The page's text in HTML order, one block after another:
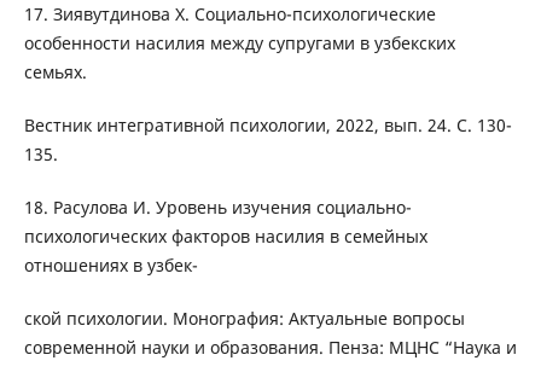
17. Зиявутдинова Х. Социально-психологические
особенности насилия между супругами в узбекских
семьях.
Вестник интегративной психологии, 2022, вып. 24. С. 130-
135.
18. Расулова И. Уровень изучения социально-
психологических факторов насилия в семейных
отношениях в узбек-
ской психологии. Монография: Актуальные вопросы
современной науки и образования. Пенза: МЦНС “Наука и